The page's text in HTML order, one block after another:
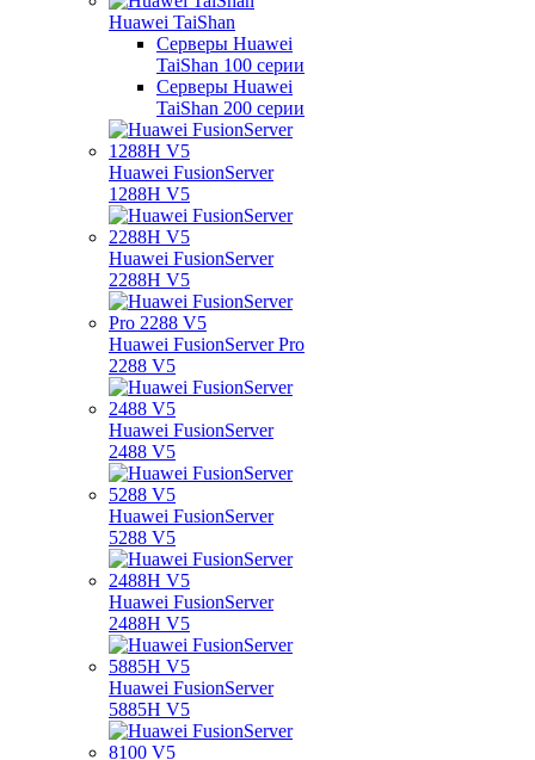
Huawei TaiShan
Серверы Huawei
TaiShan 100 серии
Серверы Huawei
TaiShan 200 серии
Huawei FusionServer
1288H V5
Huawei FusionServer
2288H V5
Huawei FusionServer Pro
2288 V5
Huawei FusionServer
2488 V5
Huawei FusionServer
5288 V5
Huawei FusionServer
2488H V5
Huawei FusionServer
5885H V5